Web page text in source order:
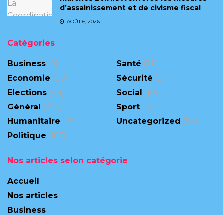
d’assainissement et de civisme fiscal
AOÛT 6, 2026
Catégories
Business (9)
Economie (88)
Elections (48)
Général (472)
Humanitaire (75)
Politique (167)
Santé (71)
Sécurité (311)
Social (104)
Sport (13)
Uncategorized (95)
Nos articles selon catégorie
Accueil
Nos articles
Business